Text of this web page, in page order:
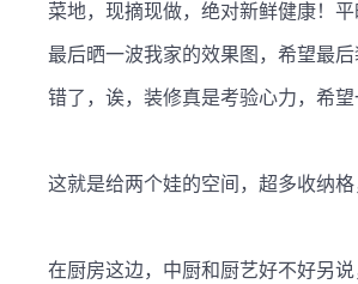
菜地，现摘现做，绝对新鲜健康！
最后晒一波我家的效果图，希望最
错了，诶，装修真是考验心力，希望
这就是给两个娃的空间，超多收纳
在厨房这边，中厨和厨艺好不好另